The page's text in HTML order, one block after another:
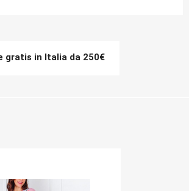
gratis in Italia da 250€